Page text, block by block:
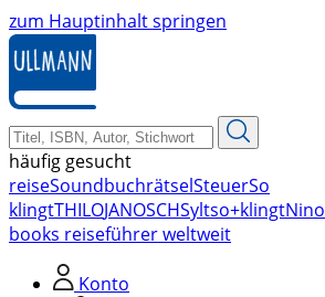
zum Hauptinhalt springen
häufig gesucht
reiseSoundbuchrätselSteuerSo
klingtTHILOJANOSCHSyltso+klingtNino
books reiseführer weltweit
Konto